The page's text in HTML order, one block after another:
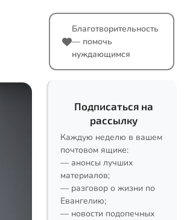
Благотворительность
— помочь
нуждающимся
Подписаться на
рассылку
Каждую неделю в вашем
почтовом ящике:
— анонсы лучших
материалов;
— разговор о жизни по
Евангелию;
— новости подопечных